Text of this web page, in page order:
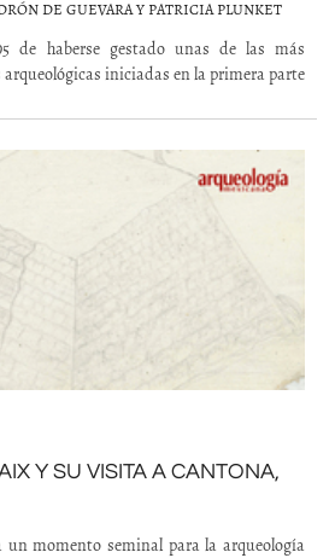
DE GUEVARA Y PATRICIA PLUNKET
de haberse gestado unas de las más
iniciadas en la primera parte
Y SU VISITA A CANTONA,
momento seminal para la arqueología